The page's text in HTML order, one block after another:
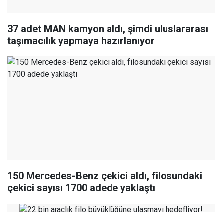
37 adet MAN kamyon aldı, şimdi uluslararası
taşımacılık yapmaya hazırlanıyor
150 Mercedes-Benz çekici aldı, filosundaki
çekici sayısı 1700 adede yaklaştı